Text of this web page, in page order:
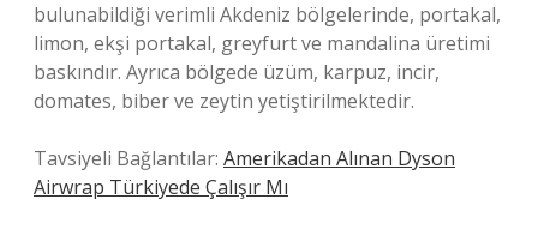
bulunabildiği verimli Akdeniz bölgelerinde, portakal,
limon, ekşi portakal, greyfurt ve mandalina üretimi
baskındır. Ayrıca bölgede üzüm, karpuz, incir,
domates, biber ve zeytin yetiştirilmektedir.
Tavsiyeli Bağlantılar: Amerikadan Alınan Dyson
Airwrap Türkiyede Çalışır Mı